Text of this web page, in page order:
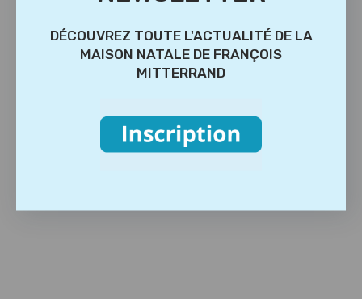
DÉCOUVREZ TOUTE L'ACTUALITÉ DE LA
MAISON NATALE DE FRANÇOIS
MITTERRAND